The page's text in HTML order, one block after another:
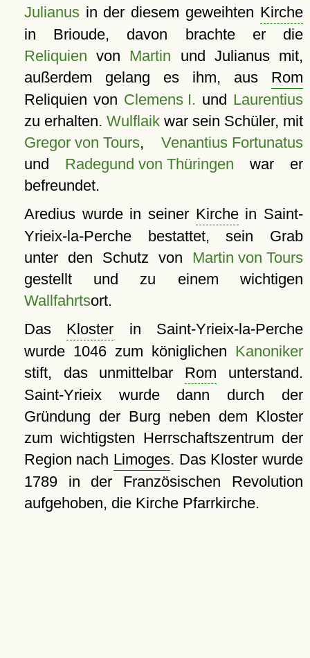
Julianusin der diesem geweihten Kirche
in Brioude, davon brachte er die
Reliquien von Martin und Julianus mit,
außerdem gelang es ihm, aus Rom
Reliquien von Clemens I. und Laurentius
zu erhalten. Wulflaikwar sein Schüler, mit
Gregor von Tours, Venantius Fortunatus
und Radegund von Thüringen war er
befreundet.
Aredius wurde in seiner Kirchein Saint-
Yrieix-la-Perche bestattet, sein Grab
unter den Schutz von Martin von Tours
gestellt und zu einem wichtigen
Wallfahrtsort.
Das Kloster in Saint-Yrieix-la-Perche
wurde 1046 zum königlichen Kanoniker
stift, das unmittelbar Rom unterstand.
Saint-Yrieix wurde dann durch der
Gründung der Burg neben dem Kloster
zum wichtigsten Herrschaftszentrum der
Region nach Limoges. Das Kloster wurde
1789 in der Französischen Revolution
aufgehoben, die Kirche Pfarrkirche.